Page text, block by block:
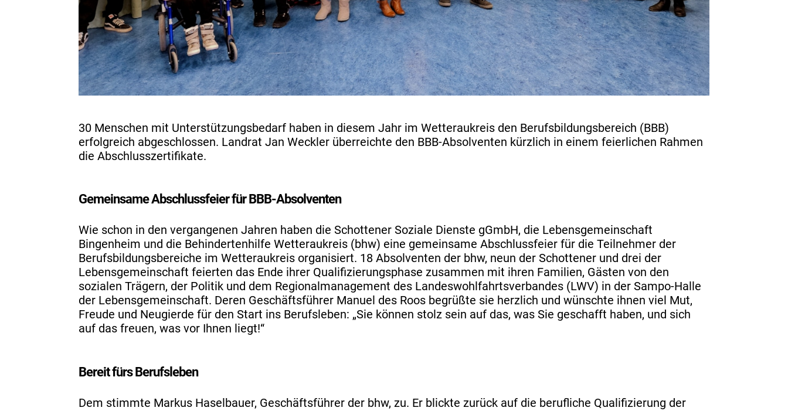
30 Menschen mit Unterstützungsbedarf haben in diesem Jahr im Wetteraukreis den Berufsbildungsbereich (BBB)
erfolgreich abgeschlossen. Landrat Jan Weckler überreichte den BBB-Absolventen kürzlich in einem feierlichen Rahmen
die Abschlusszertifikate.
Gemeinsame Abschlussfeier für BBB-Absolventen
Wie schon in den vergangenen Jahren haben die Schottener Soziale Dienste gGmbH, die Lebensgemeinschaft
Bingenheim und die Behindertenhilfe Wetteraukreis (bhw) eine gemeinsame Abschlussfeier für die Teilnehmer der
Berufsbildungsbereiche im Wetteraukreis organisiert. 18 Absolventen der bhw, neun der Schottener und drei der
Lebensgemeinschaft feierten das Ende ihrer Qualifizierungsphase zusammen mit ihren Familien, Gästen von den
sozialen Trägern, der Politik und dem Regionalmanagement des Landeswohlfahrtsverbandes (LWV) in der Sampo-Halle
der Lebensgemeinschaft. Deren Geschäftsführer Manuel des Roos begrüßte sie herzlich und wünschte ihnen viel Mut,
Freude und Neugierde für den Start ins Berufsleben: „Sie können stolz sein auf das, was Sie geschafft haben, und sich
auf das freuen, was vor Ihnen liegt!“
Bereit fürs Berufsleben
Dem stimmte Markus Haselbauer, Geschäftsführer der bhw, zu. Er blickte zurück auf die berufliche Qualifizierung der